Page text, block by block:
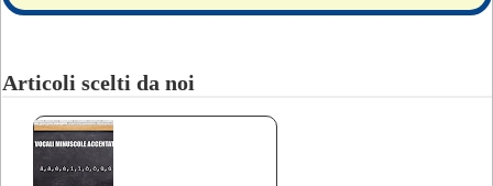
Articoli scelti da noi